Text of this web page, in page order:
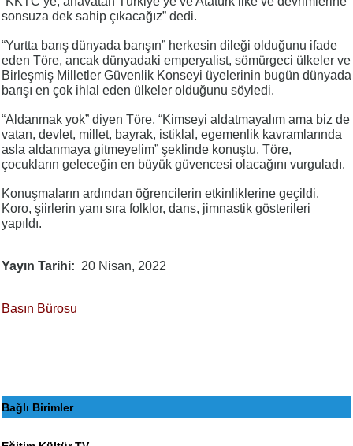
sonsuza dek sahip çıkacağız” dedi.
“Yurtta barış dünyada barışın” herkesin dileği olduğunu ifade
eden Töre, ancak dünyadaki emperyalist, sömürgeci ülkeler ve
Birleşmiş Milletler Güvenlik Konseyi üyelerinin bugün dünyada
barışı en çok ihlal eden ülkeler olduğunu söyledi.
“Aldanmak yok” diyen Töre, “Kimseyi aldatmayalım ama biz de
vatan, devlet, millet, bayrak, istiklal, egemenlik kavramlarında
asla aldanmaya gitmeyelim” şeklinde konuştu. Töre,
çocukların geleceğin en büyük güvencesi olacağını vurguladı.
Konuşmaların ardından öğrencilerin etkinliklerine geçildi.
Koro, şiirlerin yanı sıra folklor, dans, jimnastik gösterileri
yapıldı.
Yayın Tarihi 20 Nisan, 2022
Basın Bürosu
Bağlı Birimler